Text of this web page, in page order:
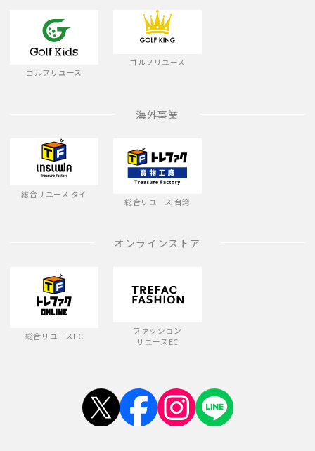
ゴルフリユース
ゴルフリユース
海外事業
総合リユース タイ
総合リユース 台湾
オンラインストア
総合リユースEC
ファッション
リユースEC